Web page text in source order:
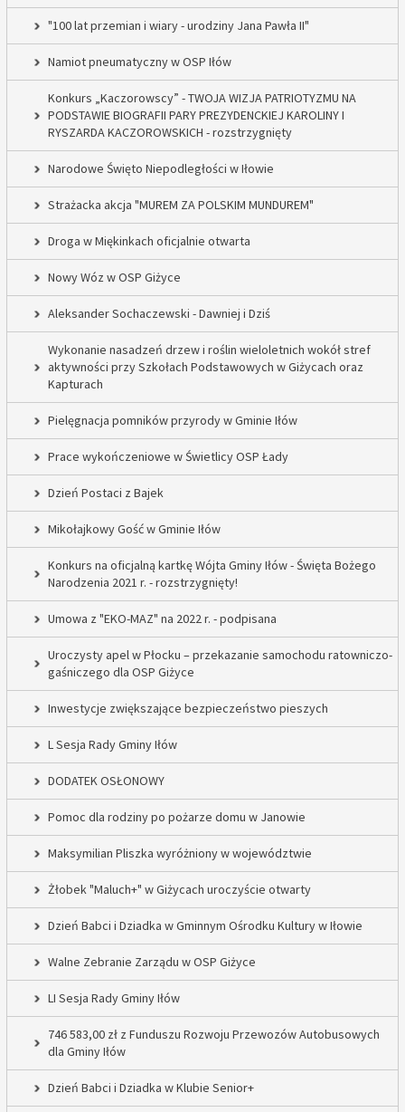
"100 lat przemian i wiary - urodziny Jana Pawła II"
Namiot pneumatyczny w OSP Iłów
Konkurs „Kaczorowscy” - TWOJA WIZJA PATRIOTYZMU NA
PODSTAWIE BIOGRAFII PARY PREZYDENCKIEJ KAROLINY I
RYSZARDA KACZOROWSKICH - rozstrzygnięty
Narodowe Święto Niepodległości w Iłowie
Strażacka akcja "MUREM ZA POLSKIM MUNDUREM"
Droga w Miękinkach oficjalnie otwarta
Nowy Wóz w OSP Giżyce
Aleksander Sochaczewski - Dawniej i Dziś
Wykonanie nasadzeń drzew i roślin wieloletnich wokół stref
aktywności przy Szkołach Podstawowych w Giżycach oraz
Kapturach
Pielęgnacja pomników przyrody w Gminie Iłów
Prace wykończeniowe w Świetlicy OSP Łady
Dzień Postaci z Bajek
Mikołajkowy Gość w Gminie Iłów
Konkurs na oficjalną kartkę Wójta Gminy Iłów - Święta Bożego
Narodzenia 2021 r. - rozstrzygnięty!
Umowa z "EKO-MAZ" na 2022 r. - podpisana
Uroczysty apel w Płocku – przekazanie samochodu ratowniczo-
gaśniczego dla OSP Giżyce
Inwestycje zwiększające bezpieczeństwo pieszych
L Sesja Rady Gminy Iłów
DODATEK OSŁONOWY
Pomoc dla rodziny po pożarze domu w Janowie
Maksymilian Pliszka wyróżniony w województwie
Żłobek "Maluch+" w Giżycach uroczyście otwarty
Dzień Babci i Dziadka w Gminnym Ośrodku Kultury w Iłowie
Walne Zebranie Zarządu w OSP Giżyce
LI Sesja Rady Gminy Iłów
746 583,00 zł z Funduszu Rozwoju Przewozów Autobusowych
dla Gminy Iłów
Dzień Babci i Dziadka w Klubie Senior+